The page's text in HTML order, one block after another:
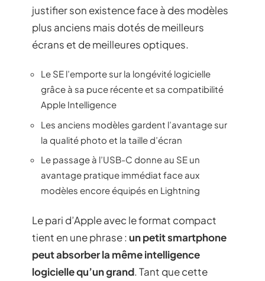
justifier son existence face à des modèles
plus anciens mais dotés de meilleurs
écrans et de meilleures optiques.
Le SE l’emporte sur la longévité logicielle
grâce à sa puce récente et sa compatibilité
Apple Intelligence
Les anciens modèles gardent l’avantage sur
la qualité photo et la taille d’écran
Le passage à l’USB-C donne au SE un
avantage pratique immédiat face aux
modèles encore équipés en Lightning
Le pari d’Apple avec le format compact
tient en une phrase : un petit smartphone
peut absorber la même intelligence
logicielle qu’un grand. Tant que cette